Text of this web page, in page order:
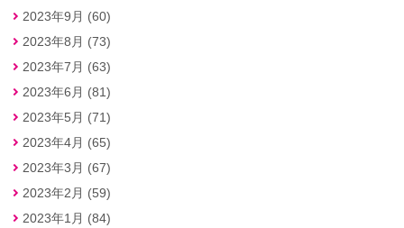
2023年9月 (60)
2023年8月 (73)
2023年7月 (63)
2023年6月 (81)
2023年5月 (71)
2023年4月 (65)
2023年3月 (67)
2023年2月 (59)
2023年1月 (84)